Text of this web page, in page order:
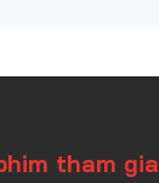
tham gia